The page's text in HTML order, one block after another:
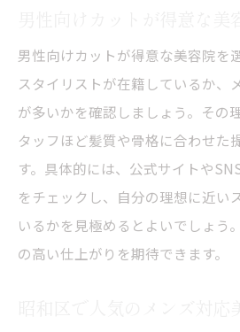
男性向けカットが得意な美容院を
スタイリストが在籍しているか、
が多いかを確認しましょう。その
タッフほど髪質や骨格に合わせた
す。具体的には、公式サイトや
をチェックし、自分の理想に近い
いるかを見極めるとよいでしょう
の高い仕上がりを期待できます。